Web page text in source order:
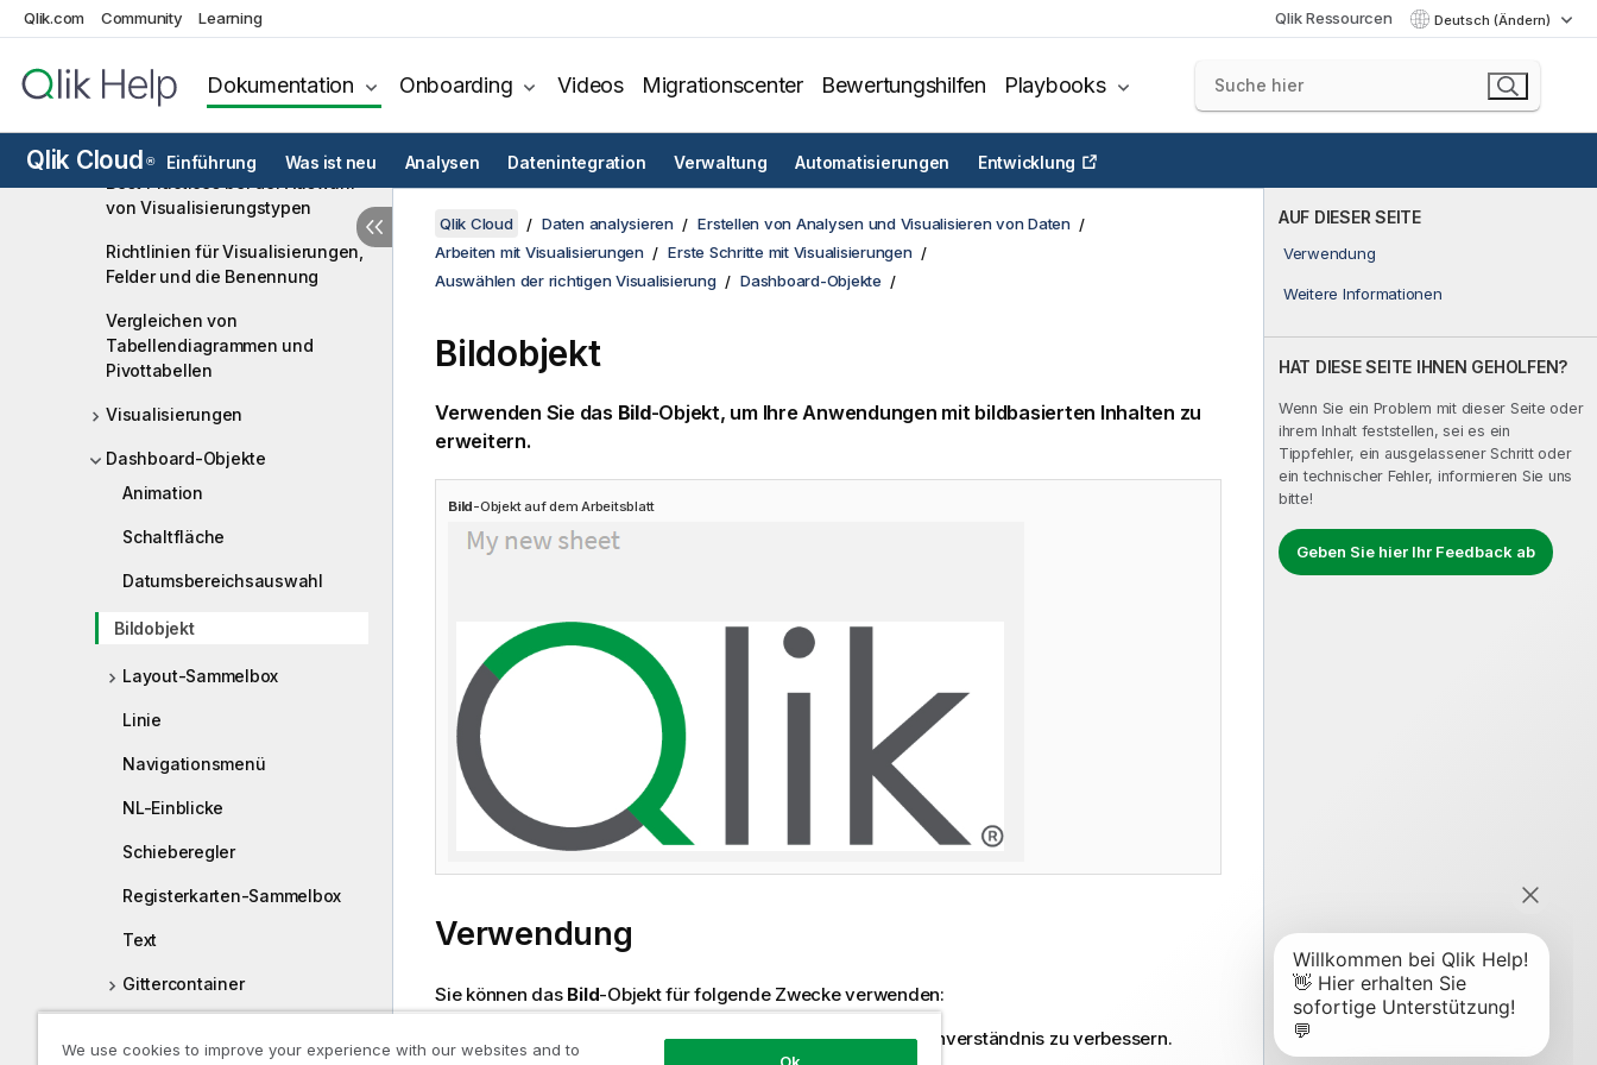
Qlik.com Community Learning Qlik Ressourcen Deutsch (Ändern)
Dokumentation Onboarding Videos Migrationscenter Bewertungshilfen Playbooks
Qlik Cloud ® Einführung Was ist neu Analysen Datenintegration Verwaltung Automatisierungen Entwicklung
Erste Schritte mit Visualisierungen
Visualisierung
Best Practices für das Gestalten
von Visualisierungen
von Visualisierungstypen
Richtlinien für Visualisierungen,
Felder und die Benennung
Vergleichen von
Tabellendiagrammen und
Pivottabellen
Visualisierungen
Dashboard-Objekte
Animation
Schaltfläche
Datumsbereichsauswahl
Bildobjekt
Layout-Sammelbox
Linie
Navigationsmenü
NL-Einblicke
Schieberegler
Registerkarten-Sammelbox
Text
Gittercontainer
Steuerelement
AUF DIESER SEITE
Verwendung
Weitere Informationen
HAT DIESE SEITE IHNEN GEHOLFEN?
Wenn Sie ein Problem mit dieser Seite oder
ihrem Inhalt feststellen, sei es ein
Tippfehler, ein ausgelassener Schritt oder
ein technischer Fehler, informieren Sie uns
bitte!
Geben Sie hier Ihr Feedback ab
Qlik Cloud Daten analysieren
Erstellen von Analysen und Visualisieren von Daten
Arbeiten mit Visualisierungen
Erste Schritte mit Visualisierungen
Auswählen der richtigen Visualisierung
Dashboard-Objekte
Bildobjekt
Verwenden Sie das Bild-Objekt, um Ihre Anwendungen mit bildbasierten Inhalten zu
erweitern.
Bild-Objekt auf dem Arbeitsblatt
Verwendung
Sie können das Bild-Objekt für folgende Zwecke verwenden:
Externe Inhalte und Grafiken hinzufügen, um das Datenverständnis zu verbessern.
We use cookies to improve your experience with our websites and to